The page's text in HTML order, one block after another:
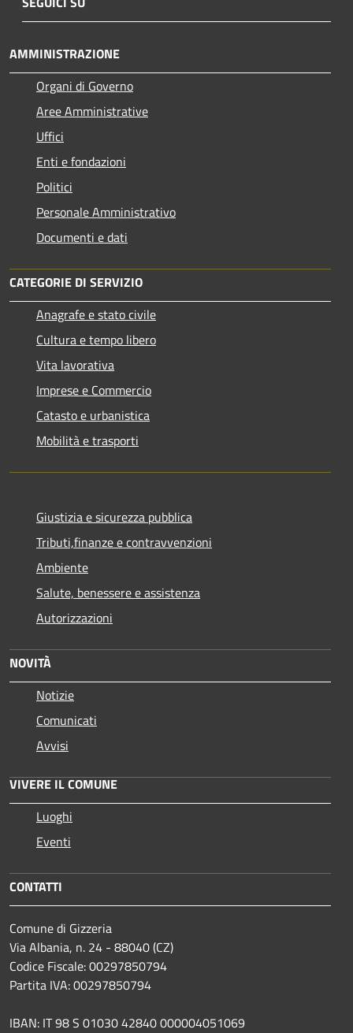
AMMINISTRAZIONE
Organi di Governo
Aree Amministrative
Uffici
Enti e fondazioni
Politici
Personale Amministrativo
Documenti e dati
CATEGORIE DI SERVIZIO
Anagrafe e stato civile
Cultura e tempo libero
Vita lavorativa
Imprese e Commercio
Catasto e urbanistica
Mobilità e trasporti
Giustizia e sicurezza pubblica
Tributi,finanze e contravvenzioni
Ambiente
Salute, benessere e assistenza
Autorizzazioni
NOVITÀ
Notizie
Comunicati
Avvisi
VIVERE IL COMUNE
Luoghi
Eventi
CONTATTI
Comune di Gizzeria
Via Albania, n. 24 - 88040 (CZ)
Codice Fiscale: 00297850794
Partita IVA: 00297850794
IBAN: IT 98 S 01030 42840 000004051069